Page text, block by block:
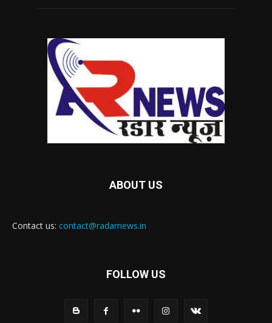
ABOUT US
Contact us: contact@radarnews.in
FOLLOW US